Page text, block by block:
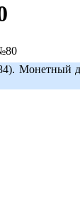
Монетный